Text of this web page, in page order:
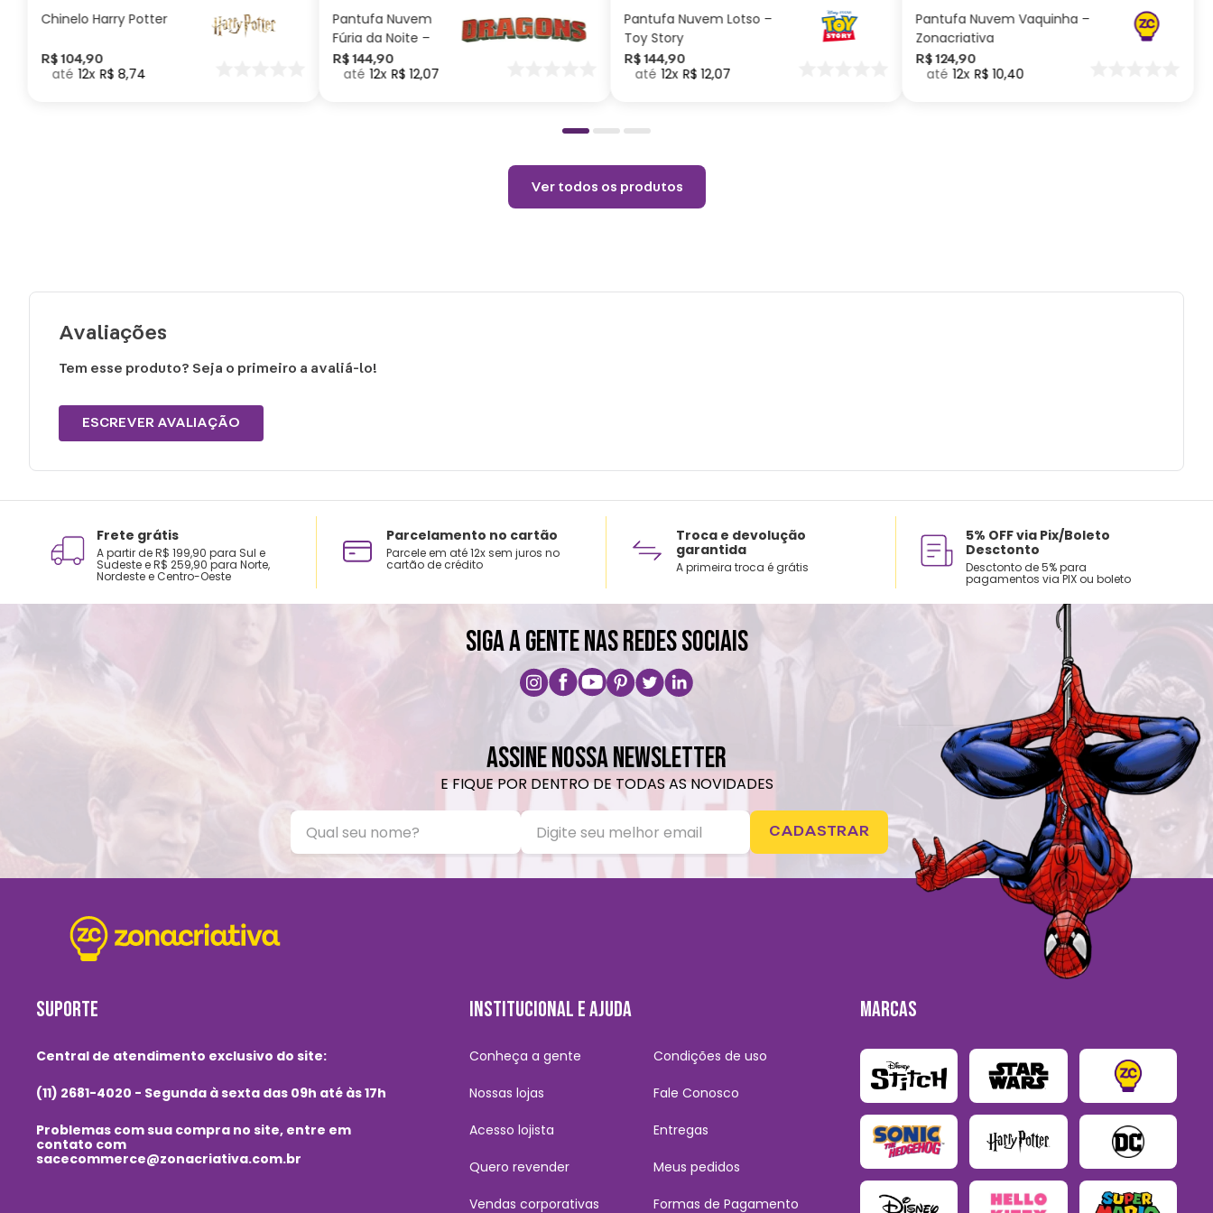
Não alvejar.
Permitido uso de centrifuga e máquina secadora.
Temperatura máxima de lavagem 40°.
Chinelo Harry Potter
R$ 104,90
12 R$ 8,74
Pantufa Nuvem
Fúria da Noite –
Como Treinar
seu Dragão
R$ 144,90
12 R$ 12,07
Pantufa Nuvem Lotso –
Toy Story
R$ 144,90
12 R$ 12,07
Pantufa Nuvem Vaquinha –
Zonacriativa
R$ 124,90
12 R$ 10,40
Ver todos os produtos
Avaliações
Tem esse produto? Seja o primeiro a avaliá-lo!
ESCREVER AVALIAÇÃO
Frete grátis
A partir de R$ 199,90 para Sul e
Sudeste e R$ 259,90 para Norte,
Nordeste e Centro-Oeste
Parcelamento no cartão
Parcele em até 12x sem juros no
cartão de crédito
Troca e devolução
garantida
A primeira troca é grátis
5% OFF via Pix/Boleto
Desctonto
Desctonto de 5% para
pagamentos via PIX ou boleto
SIGA A GENTE NAS REDES SOCIAIS
ASSINE NOSSA NEWSLETTER
E FIQUE POR DENTRO DE TODAS AS NOVIDADES
CADASTRAR
SUPORTE
Central de atendimento exclusivo do site:
(11) 2681-4020 - Segunda à sexta das 09h até às 17h
Problemas com sua compra no site, entre em
contato com
sacecommerce@zonacriativa.com.br
INSTITUCIONAL E AJUDA
Conheça a gente
Nossas lojas
Acesso lojista
Quero revender
Vendas corporativas
Condições de uso
Fale Conosco
Entregas
Meus pedidos
Formas de Pagamento
MARCAS